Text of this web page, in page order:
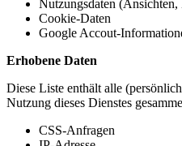
Nutzungsdaten
Cookie-Daten
Google Accout-
Erhobene Daten
Diese Liste enthält alle
Nutzung dieses Dienstes
CSS-Anfragen